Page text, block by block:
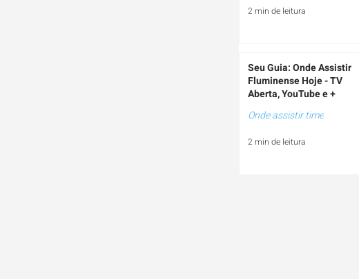
2 min de leitura
Seu Guia: Onde Assistir
Fluminense Hoje - TV
Aberta, YouTube e +
Onde assistir time
2 min de leitura